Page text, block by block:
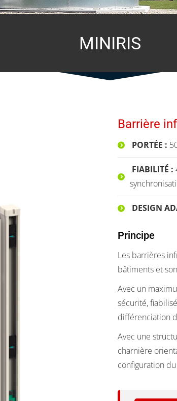
MINIRIS
Barrière
PORTÉE :
FIABILITÉ :
DESIGN
Principe
Les barrières
bâtiments et
Avec un
sécurité,
différenciation
Avec une
charnière
configuration